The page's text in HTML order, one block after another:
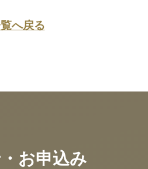
へ戻る
お申込み